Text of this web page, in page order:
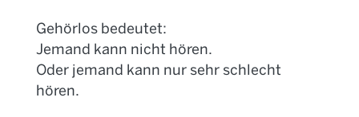
Gehörlos bedeutet:
Jemand kann nicht hören.
Oder jemand kann nur sehr schlecht
hören.